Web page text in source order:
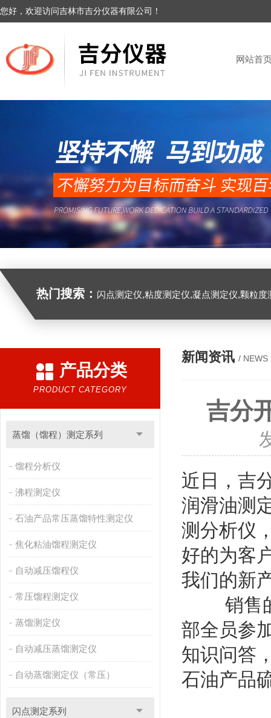
您好，欢迎访问吉林市吉分仪器有限公司！
网站首
热门搜索： 闪点测定仪,粘度测定仪,凝点测定仪,颗粒
产品分类
PRODUCT CATEGORY
蒸馏（馏程）测定系列
馏程分析仪
沸程测定仪
石油产品常压蒸馏特性测定仪
焦化粘油馏程测定仪
自动减压馏程仪
常压馏程测定仪
蒸馏测定仪
自动减压蒸馏测定仪
自动蒸馏测定仪（常压）
闪点测定系列
新闻资讯 / NEWS
吉分
近日， 吉
润滑油测
测分析仪
好的为客
我们的新
销售的
部全员参
知识问答
石油产品